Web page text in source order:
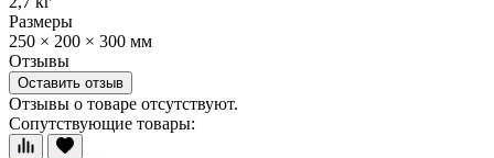
Размеры
250 × 200 × 300 мм
Отзывы
Оставить отзыв
Отзывы о товаре отсутствуют.
Сопутствующие товары: